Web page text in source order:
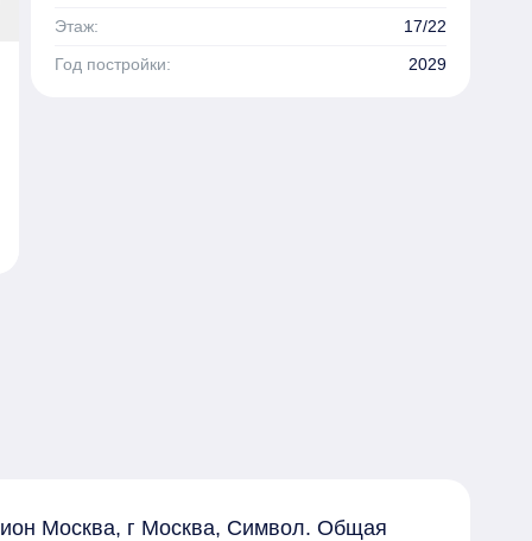
Этаж:
17/22
Год постройки:
2029
Москва, г Москва, Символ. Общая